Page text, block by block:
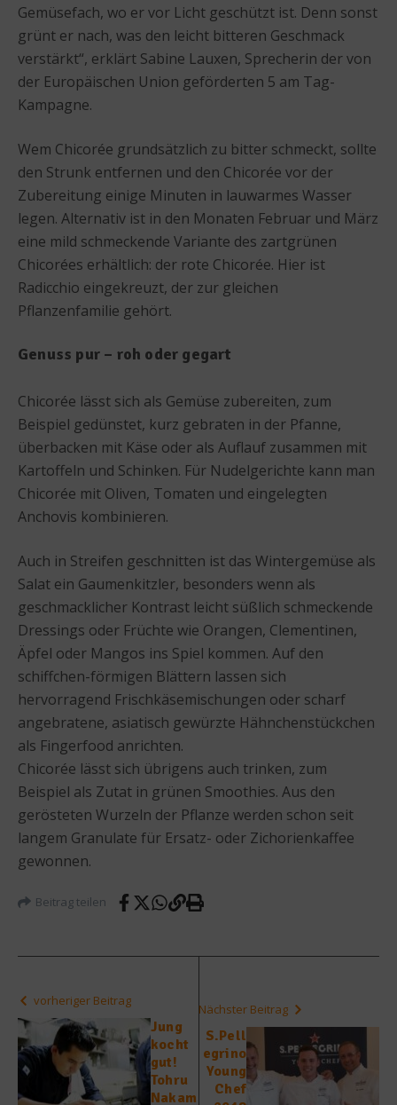
Gemüsefach, wo er vor Licht geschützt ist. Denn sonst
grünt er nach, was den leicht bitteren Geschmack
verstärkt“, erklärt Sabine Lauxen, Sprecherin der von
der Europäischen Union geförderten 5 am Tag-
Kampagne.
Wem Chicorée grundsätzlich zu bitter schmeckt, sollte
den Strunk entfernen und den Chicorée vor der
Zubereitung einige Minuten in lauwarmes Wasser
legen. Alternativ ist in den Monaten Februar und März
eine mild schmeckende Variante des zartgrünen
Chicorées erhältlich: der rote Chicorée. Hier ist
Radicchio eingekreuzt, der zur gleichen
Pflanzenfamilie gehört.
Genuss pur – roh oder gegart
Chicorée lässt sich als Gemüse zubereiten, zum
Beispiel gedünstet, kurz gebraten in der Pfanne,
überbacken mit Käse oder als Auflauf zusammen mit
Kartoffeln und Schinken. Für Nudelgerichte kann man
Chicorée mit Oliven, Tomaten und eingelegten
Anchovis kombinieren.
Auch in Streifen geschnitten ist das Wintergemüse als
Salat ein Gaumenkitzler, besonders wenn als
geschmacklicher Kontrast leicht süßlich schmeckende
Dressings oder Früchte wie Orangen, Clementinen,
Äpfel oder Mangos ins Spiel kommen. Auf den
schiffchen-förmigen Blättern lassen sich
hervorragend Frischkäsemischungen oder scharf
angebratene, asiatisch gewürzte Hähnchenstückchen
als Fingerfood anrichten.
Chicorée lässt sich übrigens auch trinken, zum
Beispiel als Zutat in grünen Smoothies. Aus den
gerösteten Wurzeln der Pflanze werden schon seit
langem Granulate für Ersatz- oder Zichorienkaffee
gewonnen.
Beitrag teilen
vorheriger Beitrag
Jung
kocht
gut!
Tohru
Nakam
Nächster Beitrag
S.Pell
egrino
Young
Chef